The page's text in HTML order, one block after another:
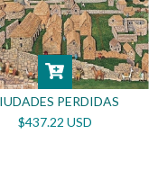
PERDIDAS
$437.22 USD